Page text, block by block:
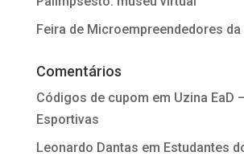
Feira de Microempreendedores da
Comentários
Códigos de cupom em Uzina EaD
Esportivas
Leonardo Dantas em Estudantes